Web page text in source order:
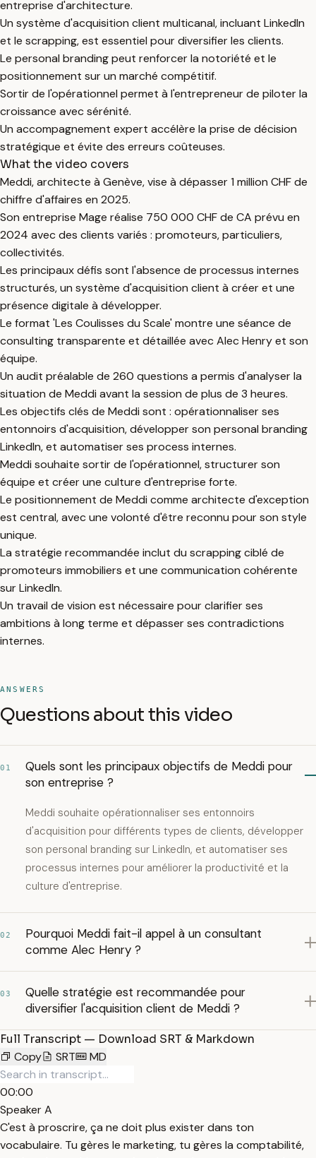
entreprise d'architecture.
Un système d'acquisition client multicanal, incluant LinkedIn
et le scrapping, est essentiel pour diversifier les clients.
Le personal branding peut renforcer la notoriété et le
positionnement sur un marché compétitif.
Sortir de l'opérationnel permet à l'entrepreneur de piloter la
croissance avec sérénité.
Un accompagnement expert accélère la prise de décision
stratégique et évite des erreurs coûteuses.
What the video covers
Meddi, architecte à Genève, vise à dépasser 1 million CHF de
chiffre d'affaires en 2025.
Son entreprise Mage réalise 750 000 CHF de CA prévu en
2024 avec des clients variés : promoteurs, particuliers,
collectivités.
Les principaux défis sont l'absence de processus internes
structurés, un système d'acquisition client à créer et une
présence digitale à développer.
Le format 'Les Coulisses du Scale' montre une séance de
consulting transparente et détaillée avec Alec Henry et son
équipe.
Un audit préalable de 260 questions a permis d'analyser la
situation de Meddi avant la session de plus de 3 heures.
Les objectifs clés de Meddi sont : opérationnaliser ses
entonnoirs d'acquisition, développer son personal branding
LinkedIn, et automatiser ses process internes.
Meddi souhaite sortir de l'opérationnel, structurer son
équipe et créer une culture d'entreprise forte.
Le positionnement de Meddi comme architecte d'exception
est central, avec une volonté d'être reconnu pour son style
unique.
La stratégie recommandée inclut du scrapping ciblé de
promoteurs immobiliers et une communication cohérente
sur LinkedIn.
Un travail de vision est nécessaire pour clarifier ses
ambitions à long terme et dépasser ses contradictions
internes.
ANSWERS
Questions about this video
01
Quels sont les principaux objectifs de Meddi pour
son entreprise ?
Meddi souhaite opérationnaliser ses entonnoirs
d'acquisition pour différents types de clients, développer
son personal branding sur LinkedIn, et automatiser ses
processus internes pour améliorer la productivité et la
culture d'entreprise.
02
Pourquoi Meddi fait-il appel à un consultant
comme Alec Henry ?
03
Quelle stratégie est recommandée pour
diversifier l'acquisition client de Meddi ?
Full Transcript — Download SRT & Markdown
Copy
SRT MD
00:00
Speaker A
C'est à proscrire, ça ne doit plus exister dans ton
vocabulaire. Tu gères le marketing, tu gères la comptabilité,